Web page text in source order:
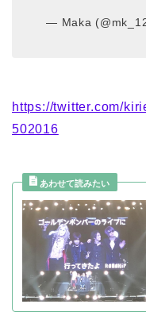
— Maka
https://twitter.com/
502016